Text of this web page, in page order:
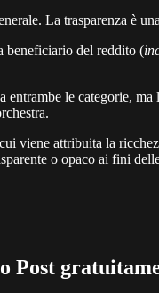
La trasparenza è
beneficiario del reddito (
entrambe le categorie,
viene attribuita la
o opaco ai fini
Post